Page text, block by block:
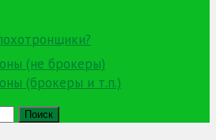
(не брокеры)
(брокеры и т.п.)